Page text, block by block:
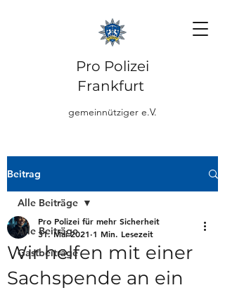
Pro Polizei
Frankfurt
gemeinnütziger e.V.
Beitrag
Alle Beiträge
Gastbeiträge
Alle Beiträge
Wir helfen mit einer
Sachspende an ein
Pro Polizei für mehr Sicherheit
31. Mai 2021 1 Min. Lesezeit